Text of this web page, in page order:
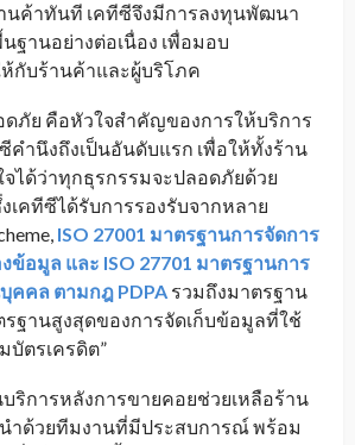
นค้าทันที เคทีซีจึงมีการลงทุนพัฒนา
ฐานอย่างต่อเนื่อง เพื่อมอบ
กับร้านค้าและผู้บริโภค
ภัย คือหัวใจสำคัญของการให้บริการ
คำนึงถึงเป็นอันดับแรก เพื่อให้ทั้งร้าน
ได้ว่าทุกธุรกรรมจะปลอดภัยด้วย
เคทีซีได้รับการรองรับจากหลาย
ISO 27001 มาตรฐานการจัดการ
อมูล และ ISO 27701 มาตรฐานการ
คคล ตามกฎ PDPA รวมถึงมาตรฐาน
รฐานสูงสุดของการจัดเก็บข้อมูลที่ใช้
ตรเครดิต”
ริการหลังการขายคอยช่วยเหลือร้าน
ำด้วยทีมงานที่มีประสบการณ์ พร้อม